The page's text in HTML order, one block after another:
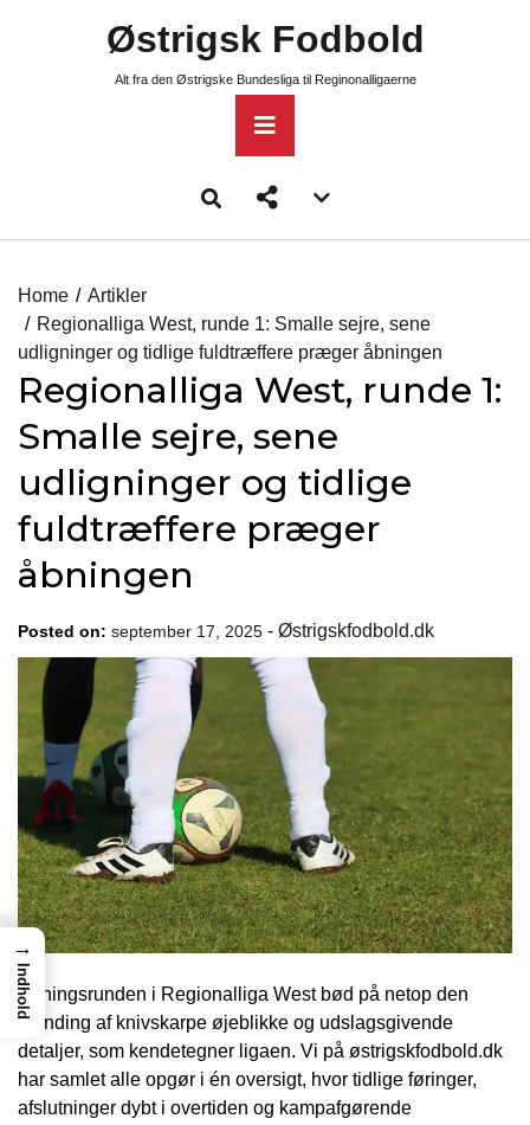
Østrigsk Fodbold
Alt fra den Østrigske Bundesliga til Reginonalligaerne
Primary
Menu
menu
Home
Artikler
Regionalliga West, runde 1: Smalle sejre, sene
udligninger og tidlige fuldtræffere præger åbningen
Regionalliga West, runde 1:
Smalle sejre, sene
udligninger og tidlige
fuldtræffere præger
åbningen
Posted on: september 17, 2025 - Østrigskfodbold.dk
Åbningsrunden i Regionalliga West bød på netop den
blanding af knivskarpe øjeblikke og udslagsgivende
detaljer, som kendetegner ligaen. Vi på østrigskfodbold.dk
har samlet alle opgør i én oversigt, hvor tidlige føringer,
afslutninger dybt i overtiden og kampafgørende
→
Indhold